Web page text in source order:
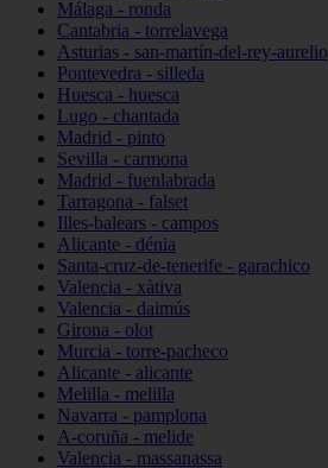
Málaga - ronda
Cantabria - torrelavega
Asturias - san-martín-del-rey-aurelio
Pontevedra - silleda
Huesca - huesca
Lugo - chantada
Madrid - pinto
Sevilla - carmona
Madrid - fuenlabrada
Tarragona - falset
Illes-balears - campos
Alicante - dénia
Santa-cruz-de-tenerife - garachico
Valencia - xàtiva
Valencia - daimús
Girona - olot
Murcia - torre-pacheco
Alicante - alicante
Melilla - melilla
Navarra - pamplona
A-coruña - melide
Valencia - massanassa